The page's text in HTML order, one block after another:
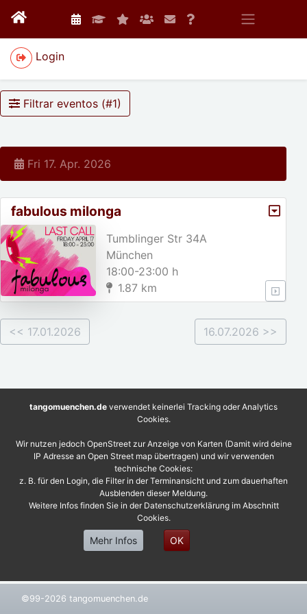
Login
Filtrar eventos (#1)
Fri 17. Apr. 2026
fabulous milonga
Tumblinger Str 34A
München
18:00-23:00 h
1.87 km
<< 17.01.2026 16.07.2026 >>
©99-2026 tangomuenchen.de
tangomuenchen.de verwendet keinerlei Tracking oder Analytics
Cookies.
Wir nutzen jedoch OpenStreet zur Anzeige von Karten (Damit wird deine
IP Adresse an Open Street map übertragen) und wir verwenden
technische Cookies:
z. B. für den Login, die Filter in der Terminansicht und zum dauerhaften
Ausblenden dieser Meldung.
Weitere Infos finden Sie in der Datenschutzerklärung im Abschnitt
Cookies.
Mehr Infos OK